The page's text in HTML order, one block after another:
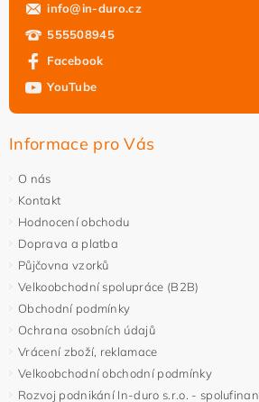
info@in-duro.cz
555508945
Facebook
YouTube
Informace pro Vás
O nás
Kontakt
Hodnocení obchodu
Doprava a platba
Půjčovna vzorků
Velkoobchodní spolupráce (B2B)
Obchodní podmínky
Ochrana osobních údajů
Vrácení zboží, reklamace
Velkoobchodní obchodní podmínky
Rozvoj podnikání In-duro s.r.o. -